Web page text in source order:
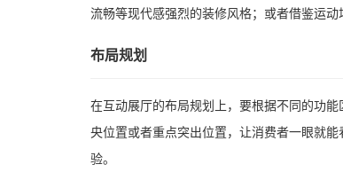
流畅等现代感强烈的装修风格；或者借鉴运
布局规划
在互动展厅的布局规划上，要根据不同的功
央位置或者重点突出位置，让消费者一眼就
验。